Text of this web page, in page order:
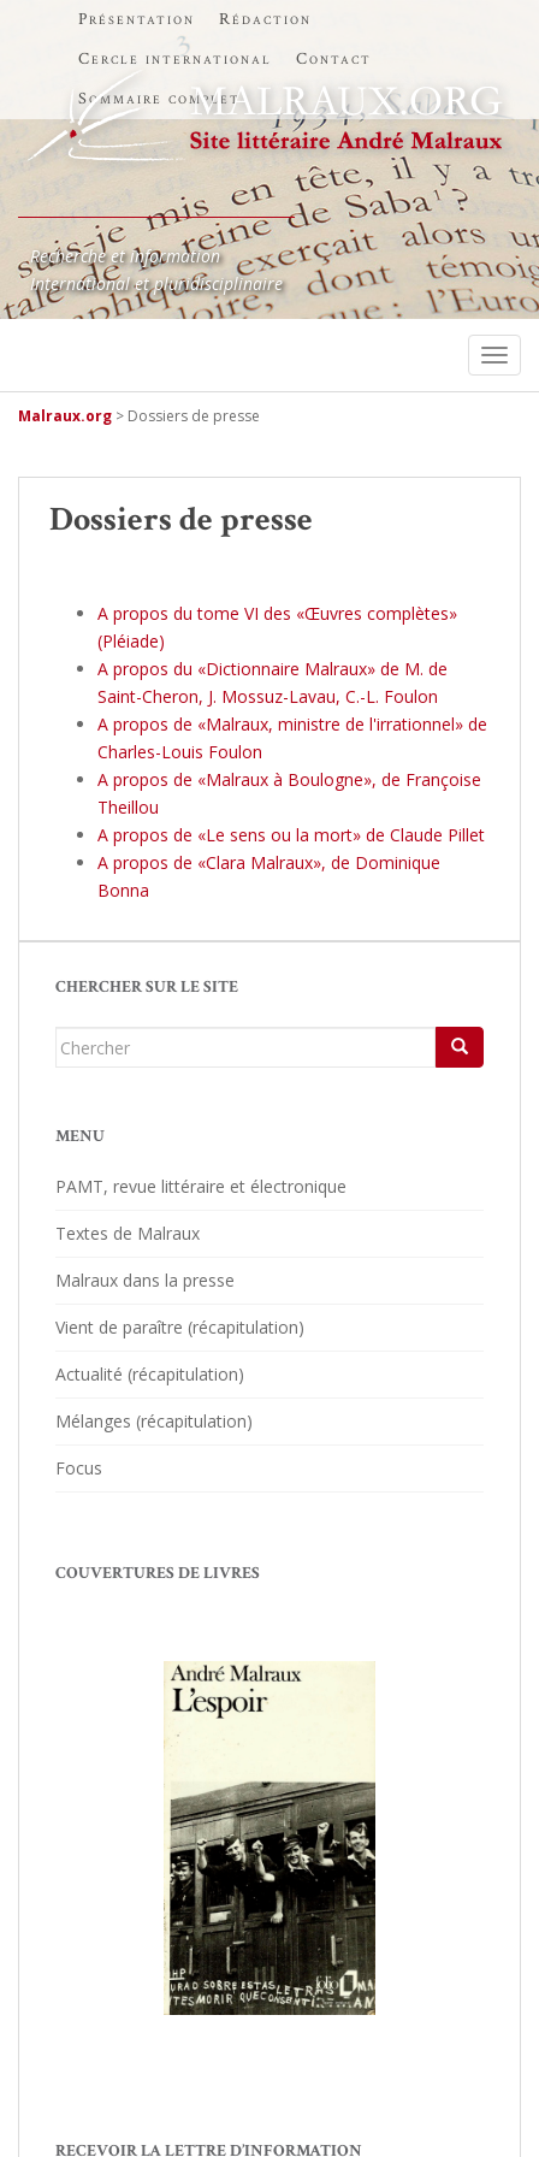
Présentation
Rédaction
Cercle international
Contact
Sommaire complet
Recherche et information
International et pluridisciplinaire
Malraux.org > Dossiers de presse
Dossiers de presse
A propos du tome VI des «Œuvres complètes»
(Pléiade)
A propos du «Dictionnaire Malraux» de M. de
Saint-Cheron, J. Mossuz-Lavau, C.-L. Foulon
A propos de «Malraux, ministre de l'irrationnel» de
Charles-Louis Foulon
A propos de «Malraux à Boulogne», de Françoise
Theillou
A propos de «Le sens ou la mort» de Claude Pillet
A propos de «Clara Malraux», de Dominique
Bonna
CHERCHER SUR LE SITE
Chercher...
MENU
PAMT, revue littéraire et électronique
Textes de Malraux
Malraux dans la presse
Vient de paraître (récapitulation)
Actualité (récapitulation)
Mélanges (récapitulation)
Focus
COUVERTURES DE LIVRES
RECEVOIR LA LETTRE D’INFORMATION